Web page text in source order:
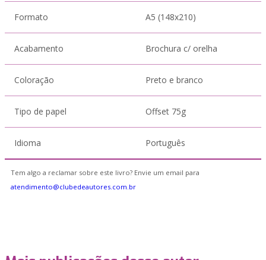
Formato A5 (148x210)
Acabamento Brochura c/ orelha
Coloração Preto e branco
Tipo de papel Offset 75g
Idioma Português
Tem algo a reclamar sobre este livro? Envie um email para
atendimento@clubedeautores.com.br